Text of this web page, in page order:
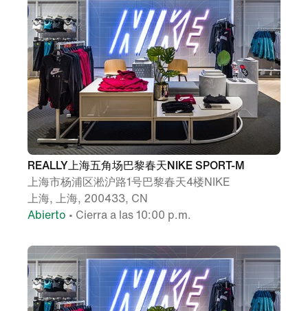
REALLY上海五角场巴黎春天NIKE SPORT-M
上海市杨浦区淞沪路1号巴黎春天4楼NIKE
上海, 上海, 200433, CN
Abierto • Cierra a las 10:00 p.m.